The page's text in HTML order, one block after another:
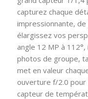
capturez chaque
impressionnante,
élargissez vos
angle 12 MP à
photos de groupe,
met en valeur
ouverture f/2.0 pour
capteur de